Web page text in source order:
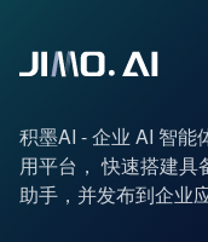
积墨AI - 企业 AI 智能
用平台， 快速搭建具
助手，并发布到企业